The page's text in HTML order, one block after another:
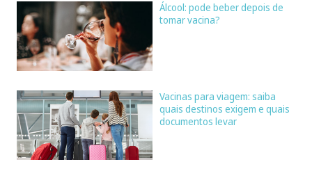
Álcool: pode beber depois de
tomar vacina?
Vacinas para viagem: saiba
quais destinos exigem e quais
documentos levar